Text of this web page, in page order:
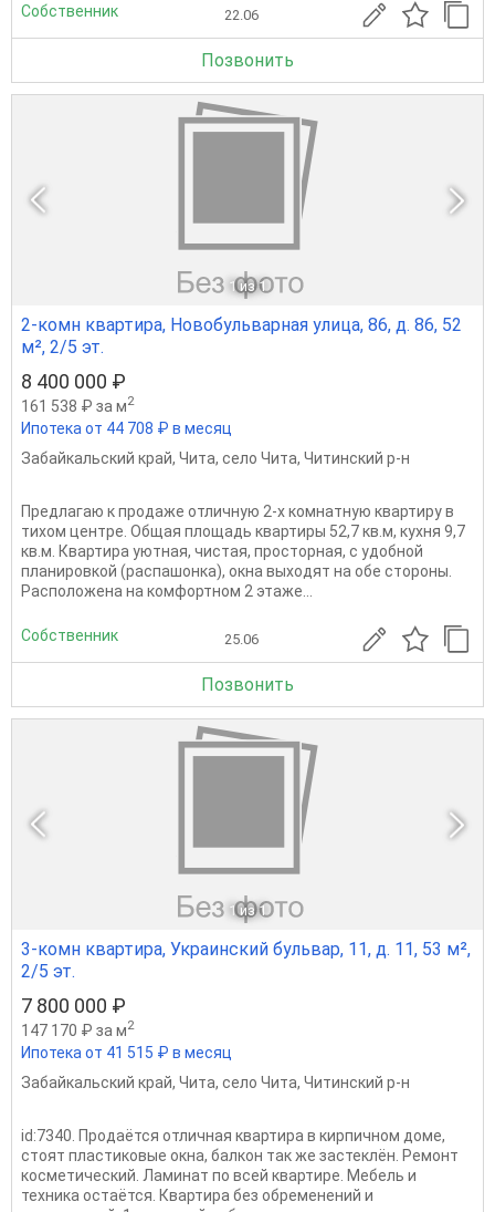
Собственник 22.06
Позвонить
1 из 1
2-комн квартира, Новобульварная улица, 86, д. 86, 52
м², 2/5 эт.
8 400 000 ₽
161 538 ₽ за м2
Ипотека от 44 708 ₽ в месяц
Забайкальский край, Чита, село Чита, Читинский р-н
Предлагаю к продаже отличную 2-х комнатную квартиру в
тихом центре. Общая площадь квартиры 52,7 кв.м, кухня 9,7
кв.м. Квартира уютная, чистая, просторная, с удобной
планировкой (распашонка), окна выходят на обе стороны.
Расположена на комфортном 2 этаже...
Собственник 25.06
Позвонить
1 из 1
3-комн квартира, Украинский бульвар, 11, д. 11, 53 м²,
2/5 эт.
7 800 000 ₽
147 170 ₽ за м2
Ипотека от 41 515 ₽ в месяц
Забайкальский край, Чита, село Чита, Читинский р-н
id:7340. Продаётся отличная квартира в кирпичном доме,
стоят пластиковые окна, балкон так же застеклён. Ремонт
косметический. Ламинат по всей квартире. Мебель и
техника остаётся. Квартира без обременений и